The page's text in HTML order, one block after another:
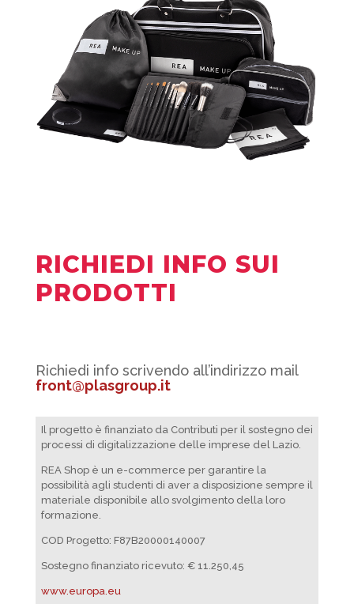
RICHIEDI INFO SUI
PRODOTTI
Richiedi info scrivendo all’indirizzo mail
front@plasgroup.it
Il progetto è finanziato da Contributi per il sostegno dei
processi di digitalizzazione delle imprese del Lazio.
REA Shop è un e-commerce per garantire la
possibilità agli studenti di aver a disposizione sempre il
materiale disponibile allo svolgimento della loro
formazione.
COD Progetto: F87B20000140007
Sostegno finanziato ricevuto: € 11.250,45
www.europa.eu